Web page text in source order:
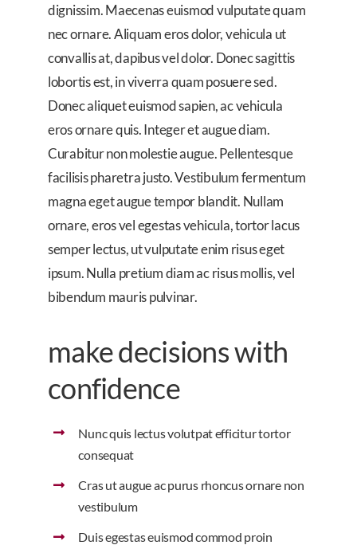
dignissim. Maecenas euismod vulputate quam
nec ornare. Aliquam eros dolor, vehicula ut
convallis at, dapibus vel dolor. Donec sagittis
lobortis est, in viverra quam posuere sed.
Donec aliquet euismod sapien, ac vehicula
eros ornare quis. Integer et augue diam.
Curabitur non molestie augue. Pellentesque
facilisis pharetra justo. Vestibulum fermentum
magna eget augue tempor blandit. Nullam
ornare, eros vel egestas vehicula, tortor lacus
semper lectus, ut vulputate enim risus eget
ipsum. Nulla pretium diam ac risus mollis, vel
bibendum mauris pulvinar.
make decisions with
confidence
Nunc quis lectus volutpat efficitur tortor
consequat
Cras ut augue ac purus rhoncus ornare non
vestibulum
Duis egestas euismod commod proin